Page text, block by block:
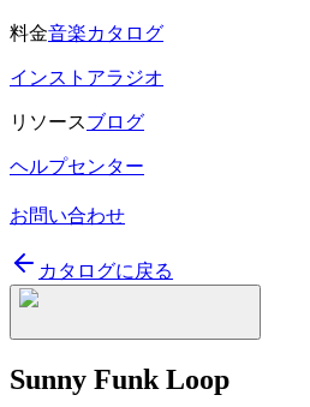
料金音楽カタログ
インストアラジオ
リソースブログ
ヘルプセンター
お問い合わせ
カタログに戻る
Sunny Funk Loop